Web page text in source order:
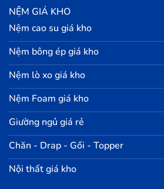
NỆM GIÁ KHO
Nệm cao su giá kho
Nệm bông ép giá kho
Nệm lò xo giá kho
Nệm Foam giá kho
Giường ngủ giá rẻ
Chăn - Drap - Gối - Topper
Nội thất giá kho